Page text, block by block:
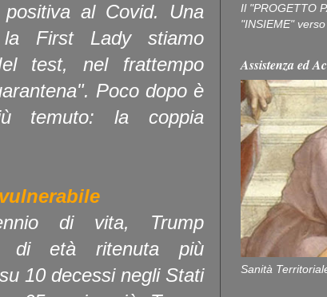
al Covid. Una
First Lady stiamo
test, nel frattempo
Poco dopo è
temuto: la coppia
di vita, Trump
di età ritenuta più
10 decessi negli Stati
Il "PROGETTO
"INSIEME"
Assistenza ed
Sanità